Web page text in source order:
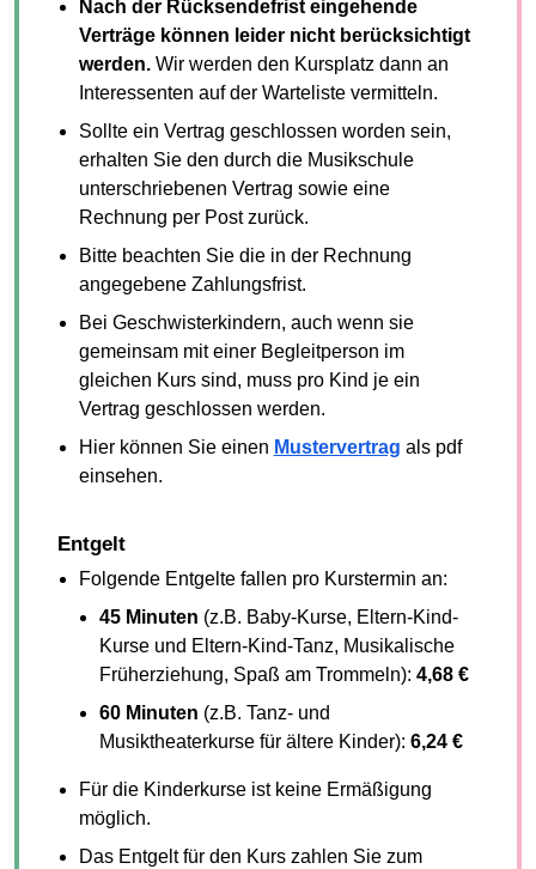
Nach der Rücksendefrist eingehende
Verträge können leider nicht berücksichtigt
werden.Wir werden den Kursplatz dann an
Interessenten auf der Warteliste vermitteln.
Sollte ein Vertrag geschlossen worden sein,
erhalten Sie den durch die Musikschule
unterschriebenen Vertrag sowie eine
Rechnung per Post zurück.
Bitte beachten Sie die in der Rechnung
angegebene Zahlungsfrist.
Bei Geschwisterkindern, auch wenn sie
gemeinsam mit einer Begleitperson im
gleichen Kurs sind, muss pro Kind je ein
Vertrag geschlossen werden.
Hier können Sie einen Mustervertrag als pdf
einsehen.
Entgelt
Folgende Entgelte fallen pro Kurstermin an:
45 Minuten (z.B. Baby-Kurse, Eltern-Kind-
Kurse und Eltern-Kind-Tanz, Musikalische
Früherziehung, Spaß am Trommeln):4,68 €
60 Minuten (z.B. Tanz- und
Musiktheaterkurse für ältere Kinder):6,24 €
Für die Kinderkurse ist keine Ermäßigung
möglich.
Das Entgelt für den Kurs zahlen Sie zum